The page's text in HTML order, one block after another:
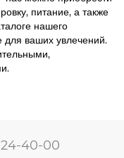
питание, а также
нашего
для ваших увлечений.
40-00